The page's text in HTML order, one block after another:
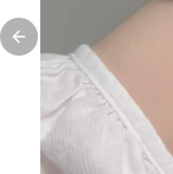
Previous slide